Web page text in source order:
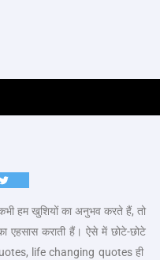
हम खुशियों का अनुभव करते हैं, तो
एहसास कराती हैं। ऐसे में छोटे-छोटे
life changing quotes ही